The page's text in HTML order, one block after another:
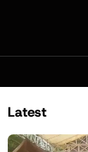
Latest